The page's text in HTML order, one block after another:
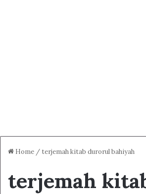
Home / terjemah kitab durorul bahiyah
terjemah